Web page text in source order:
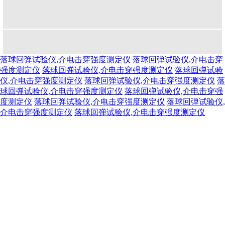
落球回弹试验仪,介电击穿强度测定仪 落球回弹试验仪,介电击穿
强度测定仪 落球回弹试验仪,介电击穿强度测定仪 落球回弹试验
仪,介电击穿强度测定仪 落球回弹试验仪,介电击穿强度测定仪 落
球回弹试验仪,介电击穿强度测定仪 落球回弹试验仪,介电击穿强
度测定仪 落球回弹试验仪,介电击穿强度测定仪 落球回弹试验仪,
介电击穿强度测定仪 落球回弹试验仪,介电击穿强度测定仪